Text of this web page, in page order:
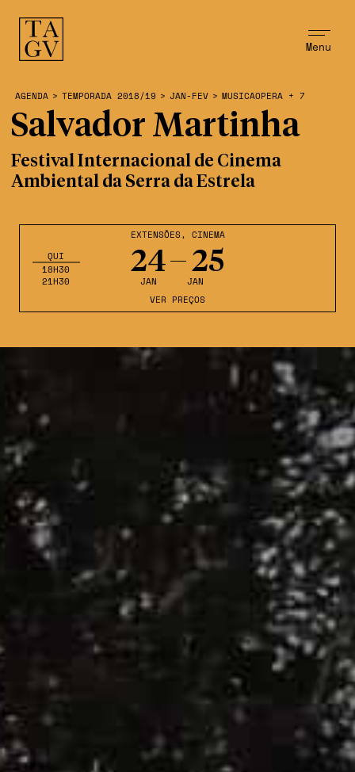
Menu
EXTENSÕES, CINEMA
24
JAN
25
JAN
QUI
18H30
21H30
VER PREÇOS
AGENDA > TEMPORADA 2018/19 > JAN-FEV > MUSICAOPERA + 7
Salvador Martinha
Festival Internacional de Cinema
Ambiental da Serra da Estrela